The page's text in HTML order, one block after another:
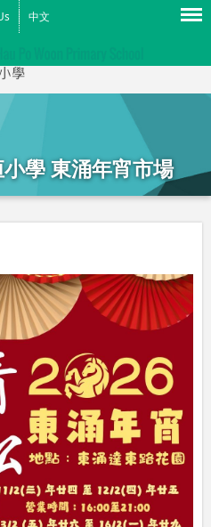
中文
學 東涌年宵市場
Menu